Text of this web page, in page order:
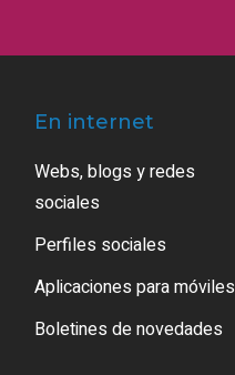
En internet
Webs, blogs y redes
sociales
Perfiles sociales
Aplicaciones para móviles
Boletines de novedades